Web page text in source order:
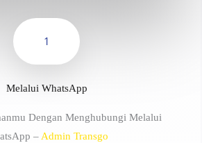
1
Melalui WhatsApp
Dengan Menghubungi Melalui
– Admin Transgo